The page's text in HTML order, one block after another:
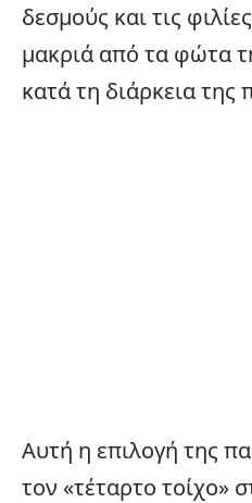
δεσμούς και τις
μακριά από τα φώτα
κατά τη διάρκεια της
Αυτή η επιλογή της
τον «τέταρτο τοίχο»